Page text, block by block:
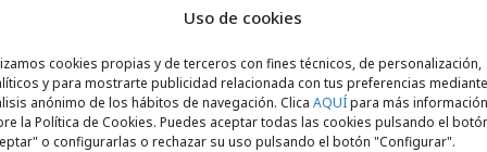
Uso de cookies
cookies propias y de terceros con fines técnicos, de personalización,
y para mostrarte publicidad relacionada con tus preferencias
anónimo de los hábitos de navegación. Clica AQUÍpara más información
la Política de Cookies. Puedes aceptar todas las cookies pulsando el
o configurarlas o rechazar su uso pulsando el botón "Configurar".
una presentación frente a la audiencia.